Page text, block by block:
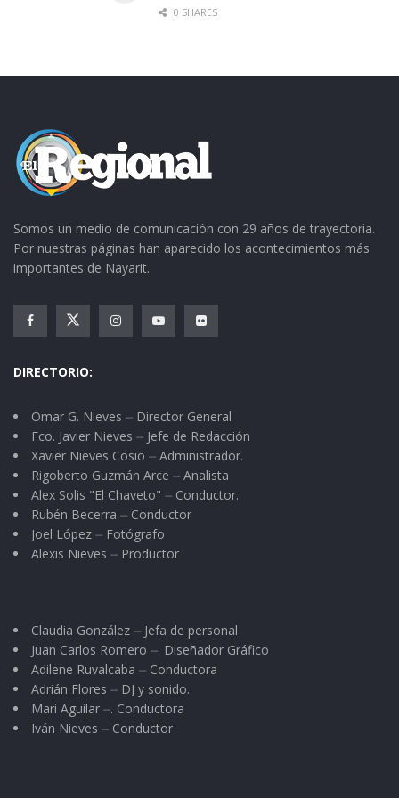
0 SHARES
Somos un medio de comunicación con 29 años de trayectoria.
Por nuestras páginas han aparecido los acontecimientos más
importantes de Nayarit.
DIRECTORIO:
Omar G. Nieves ⏤ Director General
Fco. Javier Nieves ⏤ Jefe de Redacción
Xavier Nieves Cosio ⏤ Administrador.
Rigoberto Guzmán Arce ⏤ Analista
Alex Solis "El Chaveto" ⏤ Conductor.
Rubén Becerra ⏤ Conductor
Joel López ⏤ Fotógrafo
Alexis Nieves ⏤ Productor
Claudia González ⏤ Jefa de personal
Juan Carlos Romero ⏤. Diseñador Gráfico
Adilene Ruvalcaba ⏤ Conductora
Adrián Flores ⏤ DJ y sonido.
Mari Aguilar ⏤. Conductora
Iván Nieves ⏤ Conductor